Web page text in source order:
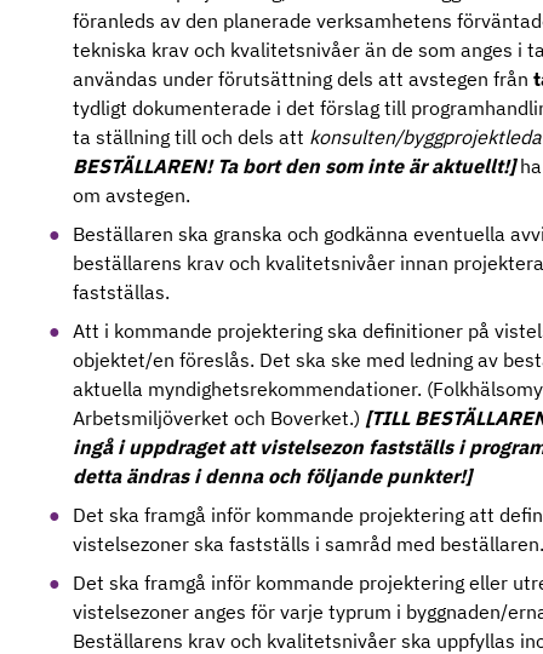
föranleds av den planerade verksamhetens
tekniska krav och kvalitetsnivåer än de som anges i
användas under förutsättning dels att avstegen från
tydligt dokumenterade i det förslag till
ta ställning till och dels att konsulten/
BESTÄLLAREN! Ta bort den som inte är aktuellt!]
om avstegen.
Beställaren ska granska och godkänna eventuella
beställarens krav och kvalitetsnivåer innan
fastställas.
Att i kommande projektering ska definitioner på
objektet/en föreslås. Det ska ske med ledning av
aktuella myndighetsrekommendationer.
Arbetsmiljöverket och Boverket.) [TILL
ingå i uppdraget att vistelsezon fastställs i
detta ändras i denna och följande punkter!]
Det ska framgå inför kommande projektering att
vistelsezoner ska fastställs i samråd med beställaren.
Det ska framgå inför kommande projektering eller
vistelsezoner anges för varje typrum i byggnaden/
Beställarens krav och kvalitetsnivåer ska uppfyllas